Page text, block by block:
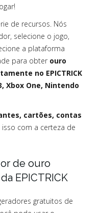
de recursos. Nós
selecione o jogo,
a plataforma
para obter ouro
no EPICTRICK
Xbox One, Nintendo
cartões, contas
com a certeza de
de ouro
EPICTRICK
gratuitos de